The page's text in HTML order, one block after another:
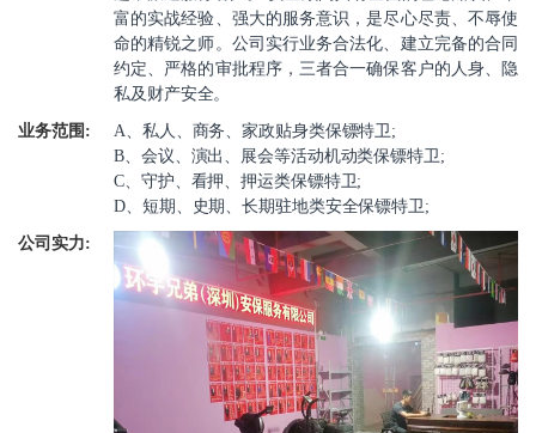
富的实战经验、强大的服务意识，是尽心尽责、不辱使
命的精锐之师。公司实行业务合法化、建立完备的合同
约定、严格的审批程序，三者合一确保客户的人身、隐
私及财产安全。
业务范围:
A、私人、商务、家政贴身类保镖特卫;
B、会议、演出、展会等活动机动类保镖特卫;
C、守护、看押、押运类保镖特卫;
D、短期、史期、长期驻地类安全保镖特卫;
公司实力: